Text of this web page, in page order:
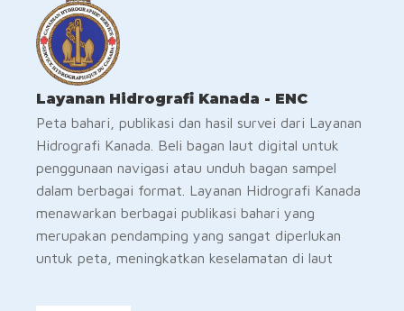
Layanan Hidrografi Kanada - ENC
Peta bahari, publikasi dan hasil survei dari Layanan
Hidrografi Kanada. Beli bagan laut digital untuk
penggunaan navigasi atau unduh bagan sampel
dalam berbagai format. Layanan Hidrografi Kanada
menawarkan berbagai publikasi bahari yang
merupakan pendamping yang sangat diperlukan
untuk peta, meningkatkan keselamatan di laut